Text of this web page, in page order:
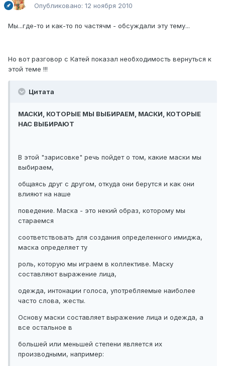
Опубликовано: 12 ноября 2010
Мы...где-то и как-то по частячм - обсуждали эту тему...
Но вот разговор с Катей показал необходимость вернуться к
этой теме !!!
Цитата
МАСКИ, КОТОРЫЕ МЫ ВЫБИРАЕМ, МАСКИ, КОТОРЫЕ
НАС ВЫБИРАЮТ
В этой "зарисовке" речь пойдет о том, какие маски мы
выбираем,
общаясь друг с другом, откуда они берутся и как они
влияют на наше
поведение. Маска - это некий образ, которому мы
стараемся
соответствовать для создания определенного имиджа,
маска определяет ту
роль, которую мы играем в коллективе. Маску
составляют выражение лица,
одежда, интонации голоса, употребляемые наиболее
часто слова, жесты.
Основу маски составляет выражение лица и одежда, а
все остальное в
большей или меньшей степени является их
производными, например: